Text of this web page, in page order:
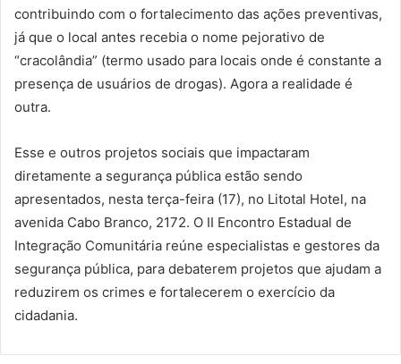
contribuindo com o fortalecimento das ações preventivas,
já que o local antes recebia o nome pejorativo de
“cracolândia” (termo usado para locais onde é constante a
presença de usuários de drogas). Agora a realidade é
outra.
Esse e outros projetos sociais que impactaram
diretamente a segurança pública estão sendo
apresentados, nesta terça-feira (17), no Litotal Hotel, na
avenida Cabo Branco, 2172. O II Encontro Estadual de
Integração Comunitária reúne especialistas e gestores da
segurança pública, para debaterem projetos que ajudam a
reduzirem os crimes e fortalecerem o exercício da
cidadania.